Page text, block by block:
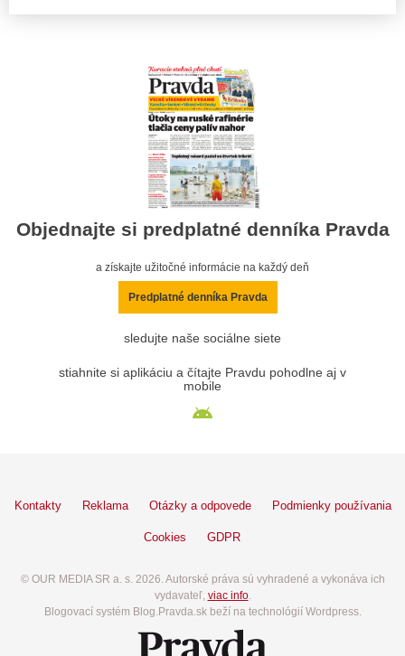
Objednajte si predplatné denníka Pravda
a získajte užitočné informácie na každý deň
Predplatné denníka Pravda
sledujte naše sociálne siete
stiahnite si aplikáciu a čítajte Pravdu pohodlne aj v
mobile
Kontakty Reklama Otázky a odpovede Podmienky používania
Cookies GDPR
© OUR MEDIA SR a. s. 2026. Autorské práva sú vyhradené a vykonáva ich
vydavateľ, viac info.
Blogovací systém Blog.Pravda.sk beží na technológií Wordpress.